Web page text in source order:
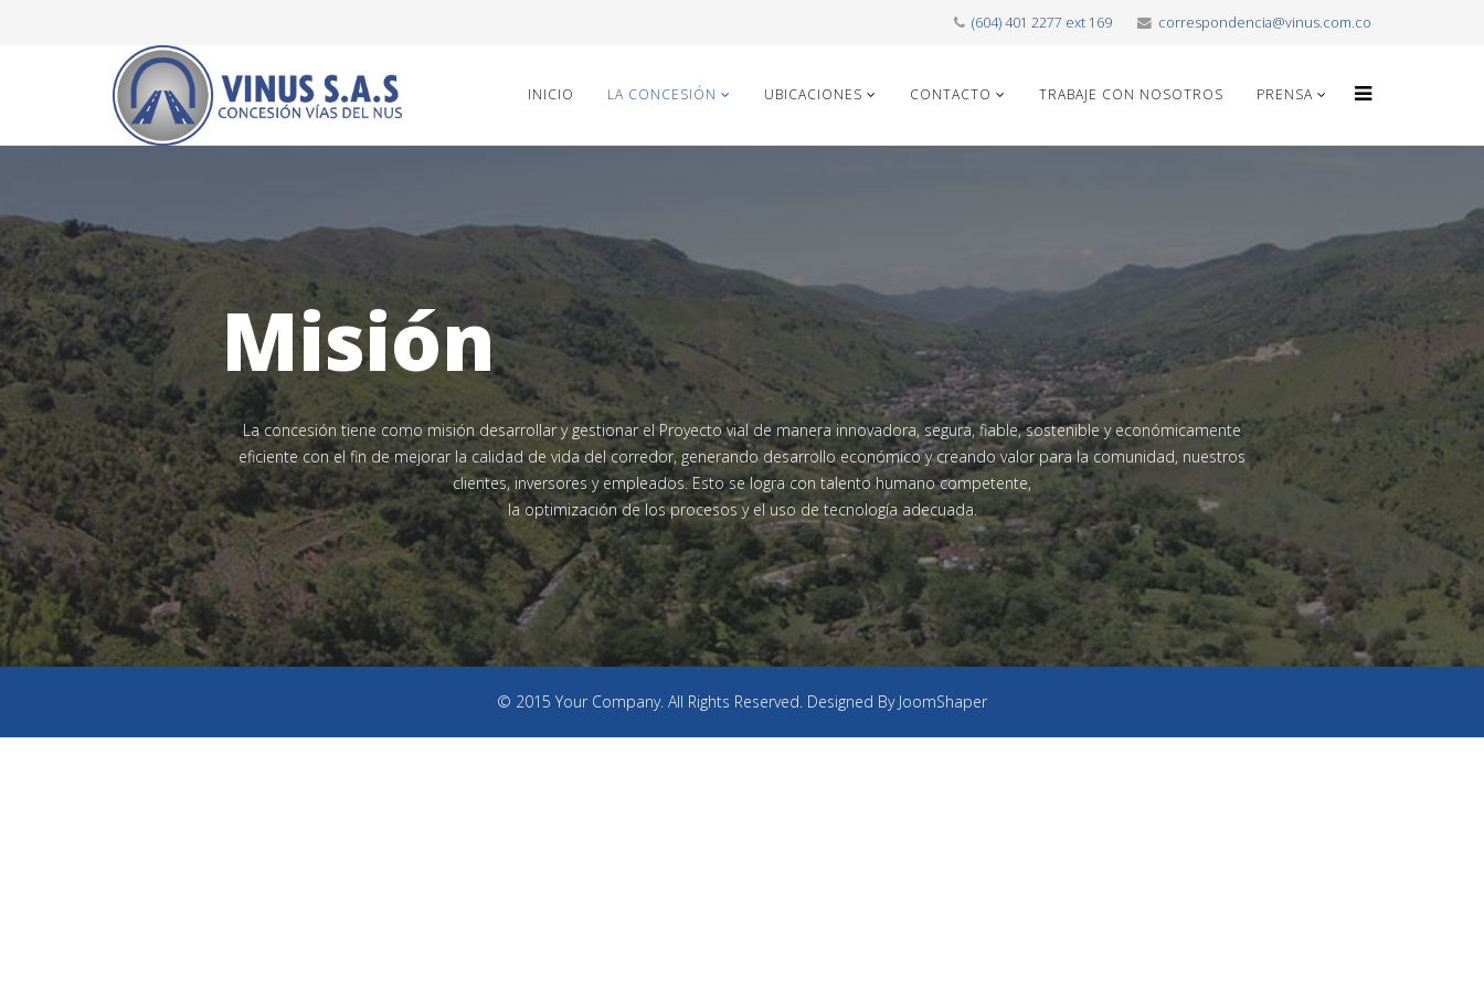
(604) 401 2277 ext 169 correspondencia@vinus.com.co
INICIO LA CONCESIÓN UBICACIONES CONTACTO TRABAJE CON NOSOTROS PRENSA
Misión
La concesión tiene como misión desarrollar y gestionar el Proyecto vial de manera innovadora, segura, fiable, sostenible y económicamente
eficiente con el fin de mejorar la calidad de vida del corredor, generando desarrollo económico y creando valor para la comunidad, nuestros
clientes, inversores y empleados. Esto se logra con talento humano competente,
la optimización de los procesos y el uso de tecnología adecuada.
© 2015 Your Company. All Rights Reserved. Designed By JoomShaper